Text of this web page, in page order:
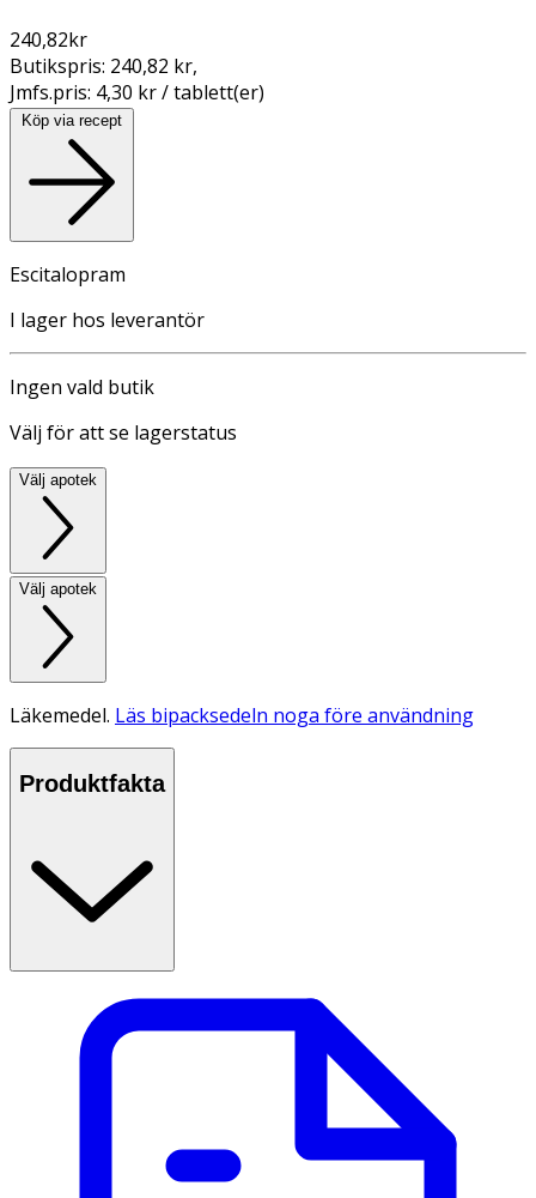
240,82kr
Butikspris: 240,82 kr,
Jmfs.pris: 4,30 kr / tablett(er)
Köp via recept
Escitalopram
I lager hos leverantör
Ingen vald butik
Välj för att se lagerstatus
Välj apotek
Välj apotek
Läkemedel. Läs bipacksedeln noga före användning
Produktfakta